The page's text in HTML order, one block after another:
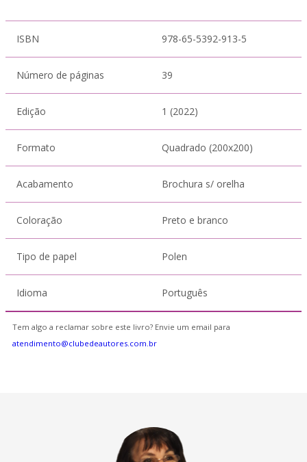
ISBN 978-65-5392-913-5
Número de páginas 39
Edição 1 (2022)
Formato Quadrado (200x200)
Acabamento Brochura s/ orelha
Coloração Preto e branco
Tipo de papel Polen
Idioma Português
Tem algo a reclamar sobre este livro? Envie um email para
atendimento@clubedeautores.com.br